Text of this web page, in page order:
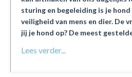
sturing en begeleiding is je
veiligheid van mens en dier. De
jij je hond op? De meest
Lees verder...